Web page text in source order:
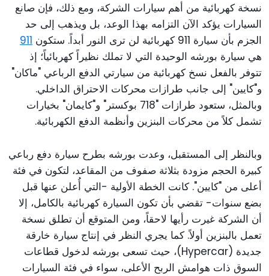
نسخة كهربائية من أهم سيارات الشركة، ومع ذلك، فإن صانع
السيارات يؤكد الآن التزامه بهذا الوعد، بل ويذهب إلى حد
الجزم بأن سيارة 911 كهربائية لن ترى النور أبداً. ستكون
911
هي سيارة بورشه الوحيدة التي لا تملك نظيراً كهربائياً؛ إذ
تتوفر بالفعل نسخ كهربائية من سيارتي الدفع الرباعي "ماكان"
و"كايين" إلى جانب طرازات محركات الاحتراق الداخلي.
وبالمثل، ستعود طرازات "718 بوكستر" و"كايمان" بخيارات
تشمل كلاً من محركات البنزين وأنظمة الدفع الكهربائية.
وبالنظر إلى المستقبل، وعدت بورشه بطرح سيارة دفع رباعي
كبيرة الحجم مزودة بثلاثة صفوف من المقاعد، لتكون في فئة
أعلى من "كايين". كانت الخطة الأولية -التي أُعلن عنها قبل
بضع سنوات- تقضي بأن تكون السيارة كهربائية بالكامل، إلا
أن الشركة غيرت رأيها لاحقاً، ومن المتوقع أن تطلق نسخة
تعمل بالبنزين أولاً. كما يجري النظر في إنتاج سيارة خارقة
جديدة (Hypercar)، حيث تسعى بورشه لدخول قطاعات
السوق ذات هوامش الربح الأعلى، سواء في فئة السيارات